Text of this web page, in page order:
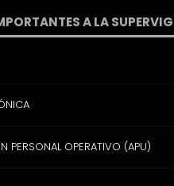
A LA
PERSONAL OPERATIVO (APU)